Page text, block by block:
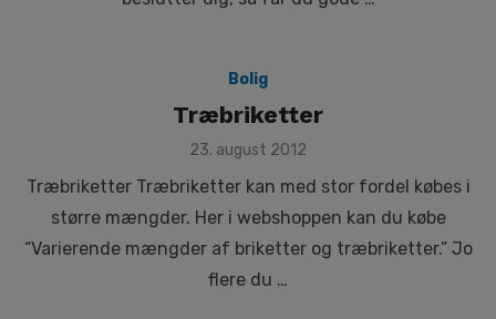
Bolig
Træbriketter
Posted
23. august 2012
Træbriketter Træbriketter kan med stor fordel købes i
større mængder. Her i webshoppen kan du købe
“Varierende mængder af briketter og træbriketter.” Jo
flere du …